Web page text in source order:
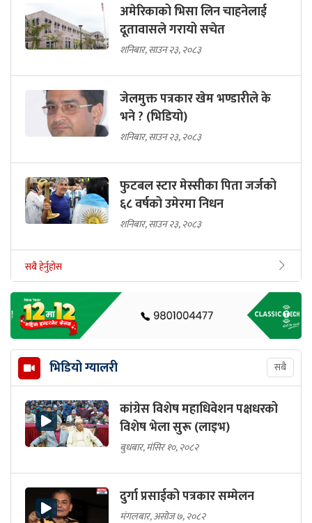
अमेरिकाको भिसा लिन चाहनेलाई
दूतावासले गरायो सचेत
शनिबार, साउन २३, २०८३
जेलमुक्त पत्रकार खेम भण्डारीले के
भने ? (भिडियो)
शनिबार, साउन २३, २०८३
फुटबल स्टार मेस्सीका पिता जर्जको
६८ वर्षको उमेरमा निधन
शनिबार, साउन २३, २०८३
सबै हेर्नुहोस
भिडियो ग्यालरी सबै
कांग्रेस विशेष महाधिवेशन पक्षधरको
विशेष भेला सुरू (लाइभ)
बुधबार, मंसिर १०, २०८२
दुर्गा प्रसाईको पत्रकार सम्मेलन
मंगलबार, असोज ७, २०८२